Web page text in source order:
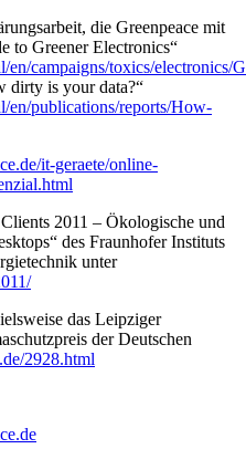
die Greenpeace mit
to Greener Electronics“
campaigns/toxics/electronics/
dirty is your data?“
en/publications/reports/How-
it-geraete/online-
2011 – Ökologische und
des Fraunhofer Instituts
unter
das Leipziger
der Deutschen
2928.html